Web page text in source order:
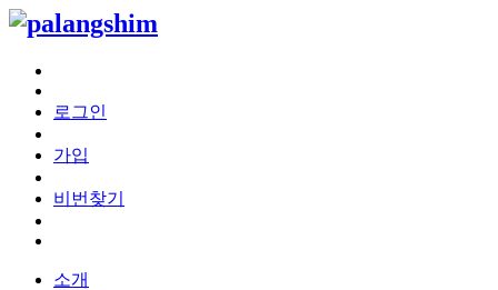
로그인
가입
비번찾기
소개